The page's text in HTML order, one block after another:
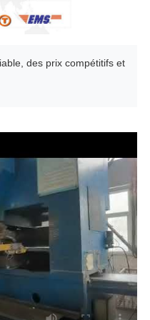
des prix compétitifs et